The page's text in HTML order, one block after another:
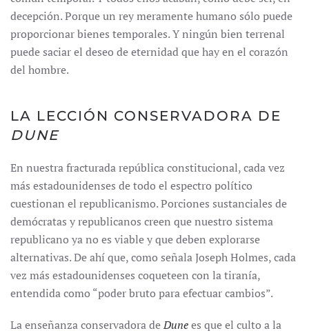
decepción. Porque un rey meramente humano sólo puede
proporcionar bienes temporales. Y ningún bien terrenal
puede saciar el deseo de eternidad que hay en el corazón
del hombre.
LA LECCIÓN CONSERVADORA DE
DUNE
En nuestra fracturada república constitucional, cada vez
más estadounidenses de todo el espectro político
cuestionan el republicanismo. Porciones sustanciales de
demócratas y republicanos creen que nuestro sistema
republicano ya no es viable y que deben explorarse
alternativas. De ahí que, como señala Joseph Holmes, cada
vez más estadounidenses coqueteen con la tiranía,
entendida como “poder bruto para efectuar cambios”.
La enseñanza conservadora deDunees que el culto a la